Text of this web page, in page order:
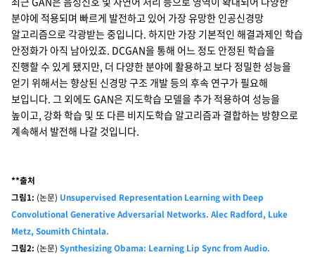
분야에 적용되며 빠르게 발전하고 있어 가장 유망한 인공신경망
알고리즘으로 각광받는 중입니다. 하지만 가장 기본적인 해결과제인 학습
안정화가 아직 남아있죠. DCGAN을 통해 어느 정도 안정된 학습을
진행할 수 있게 됐지만, 더 다양한 분야에 활용하고 보다 정밀한 성능을
얻기 위해서는 향상된 신경망 구조 개발 등의 후속 연구가 필요해
보입니다. 그 외에도 GAN은 지도학습 모델을 추가 적용하여 성능을
높이고, 강화 학습 및 또 다른 비지도학습 알고리즘과 결합하는 방향으로
계속해서 발전해 나갈 것입니다.
**출처
그림1: (논문) Unsupervised Representation Learning with Deep
Convolutional Generative Adversarial Networks. Alec Radford, Luke
Metz, Soumith Chintala.
그림2: (논문) Synthesizing Obama: Learning Lip Sync from Audio.